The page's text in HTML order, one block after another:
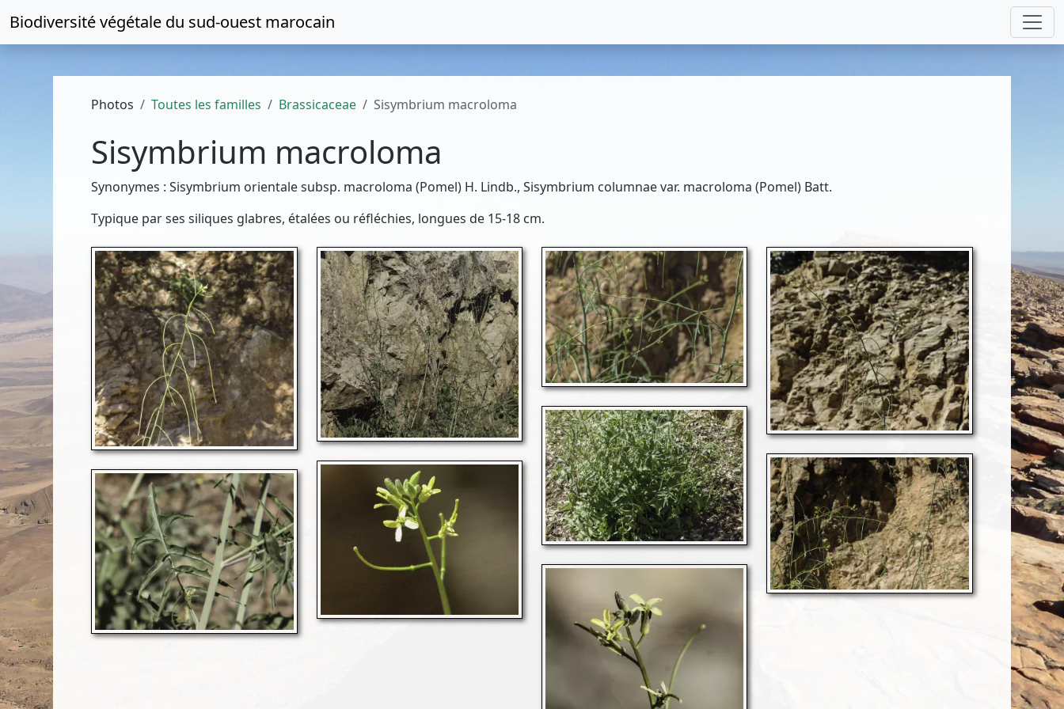
Biodiversité végétale du sud-ouest marocain
Photos Toutes les familles Brassicaceae Sisymbrium macroloma
Sisymbrium macroloma
Synonymes : Sisymbrium orientale subsp. macroloma (Pomel) H. Lindb., Sisymbrium columnae var. macroloma (Pomel) Batt.
Typique par ses siliques glabres, étalées ou réfléchies, longues de 15-18 cm.